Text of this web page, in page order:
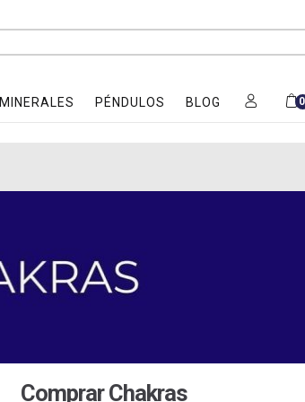
MINERALES PÉNDULOS BLOG
Comprar Chakras